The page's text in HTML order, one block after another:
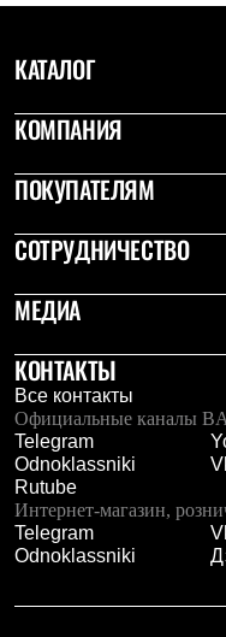
Брюки
Жилеты
Теплое термобелье
Легкое термобелье
Лёгкая одежда
Рубашки
Толстовки
Брюки
Шорты
Утепленная пухом
Куртки
Брюки
Жилеты
Утепленная синтетикой
Куртки
Брюки
Штормовая одежда
Куртки
Софтшелл одежда
Брюки
КАТАЛОГ
КОМПАНИЯ
ПОКУПАТЕЛЯМ
СОТРУДНИЧЕСТВО
МЕДИА
КОНТАКТЫ
Все контакты
Официальные каналы
Telegram
Odnoklassniki
Rutube
Интернет-магазин,
Telegram
Odnoklassniki